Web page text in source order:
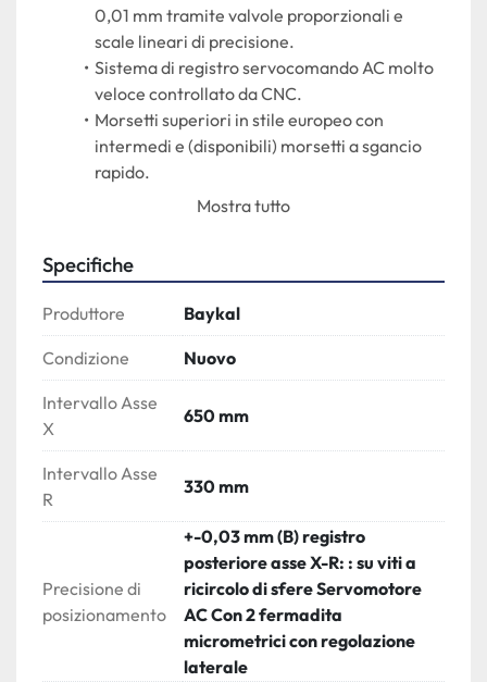
0,01 mm tramite valvole proporzionali e
scale lineari di precisione.
Sistema di registro servocomando AC molto
veloce controllato da CNC.
Morsetti superiori in stile europeo con
intermedi e (disponibili) morsetti a sgancio
rapido.
Strumento di punta: punzone a collo d'oca
Elevati valori di corsa e luce.
Spazio della gola extra profondo (350/380
Due bracci frontali su guida lineare.
Console con doppio interruttore a pedale con
arresto di emergenza.
(interbloccato elettricamente e/o protetto da
Impianto elettrico PLC a cablaggio compatto
in armadio ventilato.
Telaio macchina monoblocco rigidamente
saldato per la minima flessione sotto carico.
Corsa del pistone completamente
supportata da guide a basso attrito.
Mostra tutto
Specifiche
Produttore Baykal
Condizione Nuovo
Intervallo Asse
X
650 mm
Intervallo Asse
R
330 mm
Precisione di
posizionamento
+-0,03 mm (B) registro
posteriore asse X-R: : su viti a
ricircolo di sfere Servomotore
AC Con 2 fermadita
micrometrici con regolazione
laterale